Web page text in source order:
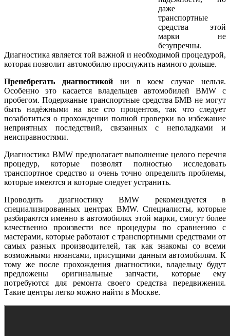
даже
транспортные
средства этой
марки не
безупречны.
Диагностика является той важной и необходимой процедурой,
которая позволит автомобилю прослужить намного дольше.
Пренебрегать диагностикойни в коем случае нельзя.
Особенно это касается владельцев автомобилей BMW с
пробегом. Подержаные транспортные средства БМВ не могут
быть надёжными на все сто процентов, так что следует
позаботиться о прохождении полной проверки во избежание
неприятных последствий, связанных с неполадками и
неисправностями.
Диагностика BMW предполагает выполнение целого перечня
процедур, которые позволят полностью исследовать
транспортное средство и очень точно определить проблемы,
которые имеются и которые следует устранить.
Проводить диагностику BMW рекомендуется в
специализированных центрах BMW. Специалисты, которые
разбираются именно в автомобилях этой марки, смогут более
качественно произвести все процедуры по сравнению с
мастерами, которые работают с транспортными средствами от
самых разных производителей, так как знакомы со всеми
возможными нюансами, присущими данным автомобилям. К
тому же после прохождения диагностики, владельцу будут
предложены оригинальные запчасти, которые ему
потребуются для ремонта своего средства передвижения.
Такие центры легко можно найти в Москве.